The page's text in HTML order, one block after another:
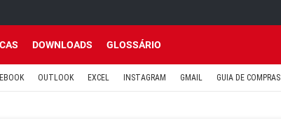
DOWNLOADS GLOSSÁRIO
OUTLOOK EXCEL INSTAGRAM GMAIL GUIA DE COMPRAS